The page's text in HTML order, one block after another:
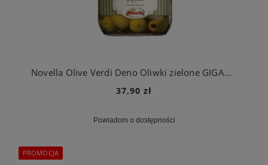
Novella Olive Verdi Deno Oliwki zielone GIGANTI 1062 ml słoik Drylowane
37,90 zł
Powiadom o dostępności
PROMOCJA